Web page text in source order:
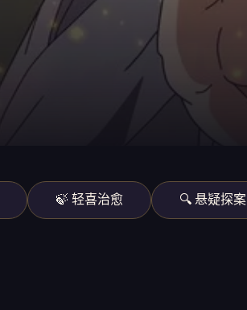
🍃 轻喜治愈 🔍 悬疑探案